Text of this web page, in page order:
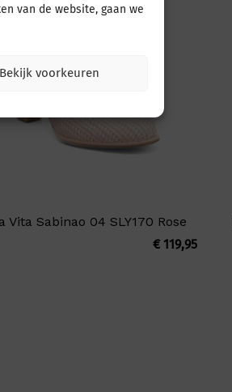
van de website, gaan we
Bekijk voorkeuren
Vita Sabinao 04 SLY170 Rose
€119,95